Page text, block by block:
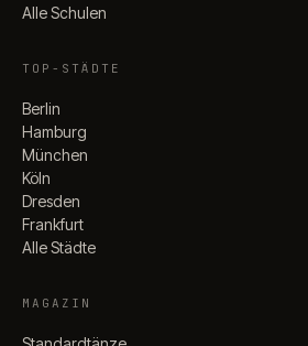
Alle Schulen
TOP-STÄDTE
Berlin
Hamburg
München
Köln
Dresden
Frankfurt
Alle Städte
MAGAZIN